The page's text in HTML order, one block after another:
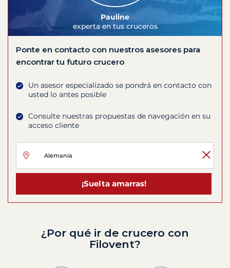
Pauline
experta en tus cruceros
Ponte en contacto con nuestros asesores para
encontrar tu futuro crucero
Un asesor especializado se pondrá en contacto con
usted lo antes posible
Consulte nuestras propuestas de navegación en su
acceso cliente
¡Suelta amarras!
¿Por qué ir de crucero con
Filovent?